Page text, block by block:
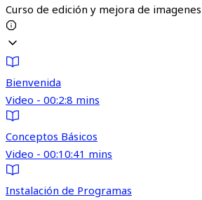
Curso de edición y mejora de
Bienvenida
Video - 00:2:8 mins
Conceptos Básicos
Video - 00:10:41 mins
Instalación de Programas